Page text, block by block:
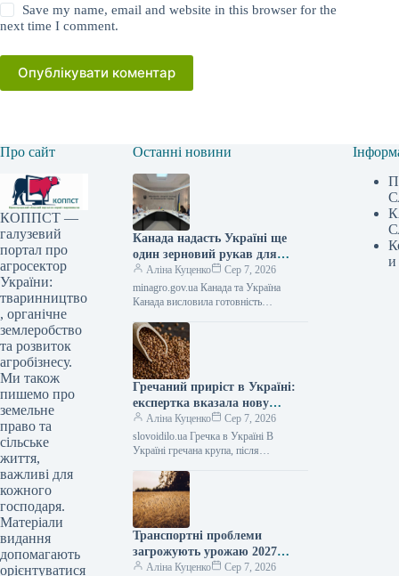
Save my name, email and website in this browser for the
next time I comment.
Опублікувати коментар
Про сайт
КОППСТ —
галузевий
портал про
агросектор
України:
тваринництво
, органічне
землеробство
та розвиток
агробізнесу.
Ми також
пишемо про
земельне
право та
сільське
життя,
важливі для
кожного
господаря.
Матеріали
видання
допомагають
орієнтуватися
Останні новини
Канада надасть Україні ще
один зерновий рукав для
вирішення проблем з
експортом — АГРОПОЛІТ
Аліна Куценко
Сер 7, 2026
minagro.gov.ua Канада та Україна
Канада висловила готовність
сховищами для зерна у вигляді
спеціальних рукавів, призначених для
Гречаний приріст в Україні:
експертка вказала нову
вартість – АГРОПОЛІТ
Аліна Куценко
Сер 7, 2026
slovoidilo.ua Гречка в Україні В
Україні гречана крупа, після
ймовірно, знову почне зростати в ціні.
У серпні…
Транспортні проблеми
загрожують урожаю 2027
року: фермери можуть
Аліна Куценко Сер 7, 2026
и